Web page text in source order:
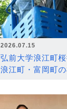
2026.07.15
弘前大学浪江町
浪江町・富岡町